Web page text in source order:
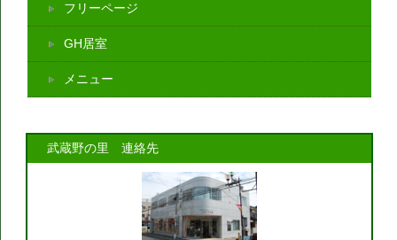
フリーページ
GH居室
メニュー
武蔵野の里 連絡先